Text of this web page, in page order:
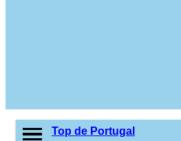
Top de Portugal